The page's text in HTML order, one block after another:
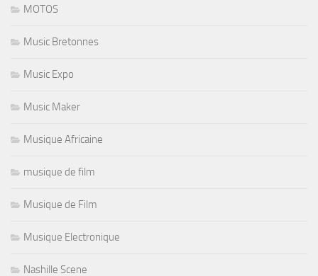
MOTOS
Music Bretonnes
Music Expo
Music Maker
Musique Africaine
musique de film
Musique de Film
Musique Electronique
Nashille Scene